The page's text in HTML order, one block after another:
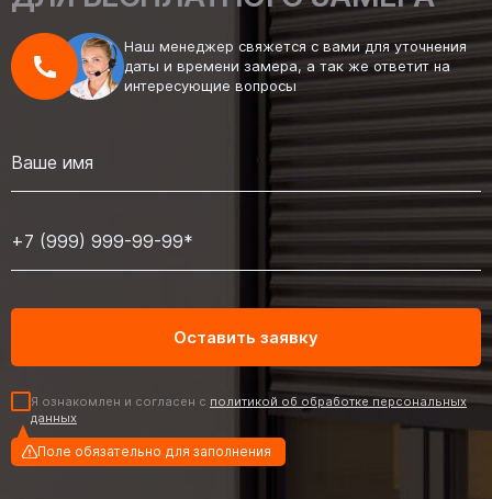
Наш менеджер свяжется с вами для уточнения
даты и времени замера, а так же ответит на
интересующие вопросы
Я ознакомлен и согласен с политикой об обработке персональных
данных
Поле обязательно для заполнения